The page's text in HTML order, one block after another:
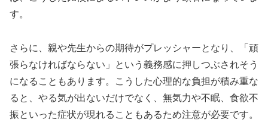
す。
さらに、親や先生からの期待がプレッシャーとなり、「頑
張らなければならない」という義務感に押しつぶされそう
になることもあります。こうした心理的な負担が積み重な
ると、やる気が出ないだけでなく、無気力や不眠、食欲不
振といった症状が現れることもあるため注意が必要です。